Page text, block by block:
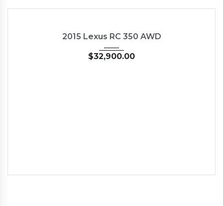
2015 Lexus RC 350 AWD
$32,900.00